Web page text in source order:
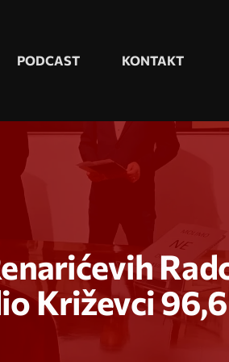
PODCAST KONTAKT
Križevci